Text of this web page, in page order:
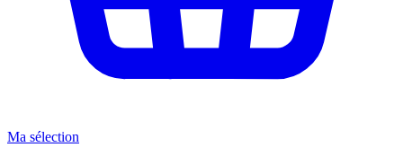
Ma sélection